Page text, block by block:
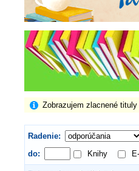
Zobrazujem zlacnené
Radenie:
do:
Knihy